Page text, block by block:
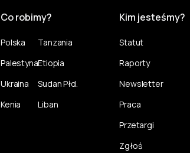
Co robimy?
Polska
Palestyna
Ukraina
Kenia
Tanzania
Etiopia
Sudan Płd.
Liban
Kim jesteśmy?
Statut
Raporty
Newsletter
Praca
Przetargi
Zgłoś